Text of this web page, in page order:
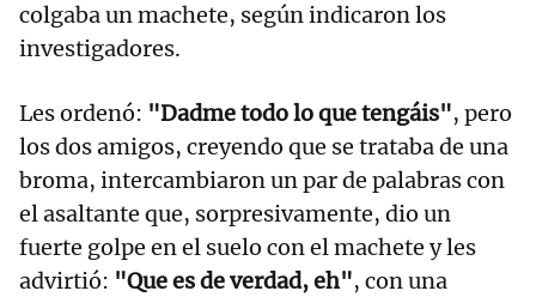
colgaba un machete, según indicaron los
investigadores.
Les ordenó: "Dadme todo lo que tengáis", pero
los dos amigos, creyendo que se trataba de una
broma, intercambiaron un par de palabras con
el asaltante que, sorpresivamente, dio un
fuerte golpe en el suelo con el machete y les
advirtió: "Que es de verdad, eh", con una